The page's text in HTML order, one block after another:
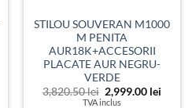
STILOU SOUVERAN M1000
M PENITA
AUR18K+ACCESORII
PLACATE AUR NEGRU-
VERDE
3,820.50lei Prețul
inițial
2,999.00 lei
TVA inclus